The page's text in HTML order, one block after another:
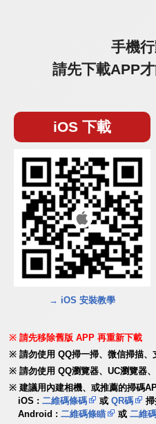
手機
請先下載APP
iOS 下載
→ iOS 安裝教學
請先移除舊版 APP 再重新下載
請勿使用 QQ掃一掃、微信掃描、
請勿使用 QQ瀏覽器、UC瀏覽器
建議用內建相機、或推薦的掃碼
iOS :二維碼條碼 或QR碼
Android :二維碼條瞄 或二維碼